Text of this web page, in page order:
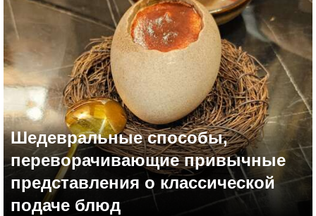
Шедевральные способы,
переворачивающие привычные
представления о классической
подаче блюд